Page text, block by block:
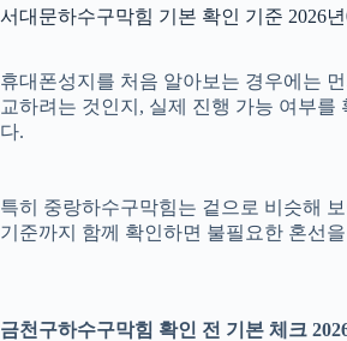
서대문하수구막힘 기본 확인 기준 2026
휴대폰성지를 처음 알아보는 경우에는
교하려는 것인지, 실제 진행 가능 여부
다.
특히 중랑하수구막힘는 겉으로 비슷해
기준까지 함께 확인하면 불필요한 혼선
금천구하수구막힘 확인 전 기본 체크